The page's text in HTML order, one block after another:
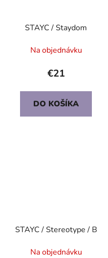
STAYC / Staydom
Na objednávku
€21
DO KOŠÍKA
STAYC / Stereotype / B
Na objednávku